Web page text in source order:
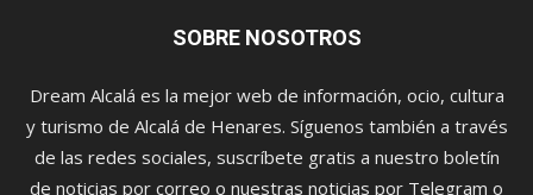
SOBRE NOSOTROS
Dream Alcalá es la mejor web de información, ocio, cultura
y turismo de Alcalá de Henares. Síguenos también a través
de las redes sociales, suscríbete gratis a nuestro boletín
de noticias por correo o nuestras noticias por Telegram o